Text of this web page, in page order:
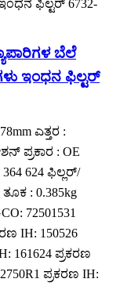
ಬೆಲೆ
ಇಂಧನ ಫಿಲ್ಟರ್
ಎತ್ತರ :
ಪ್ರಕಾರ : OE
624 ಫಿಲ್ಲರ್/
: 0.385kg
72501531
IH: 150526
161624 ಪ್ರಕರಣ
ಪ್ರಕರಣ IH: